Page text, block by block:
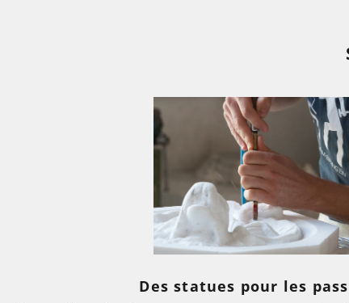
Des statues pour les